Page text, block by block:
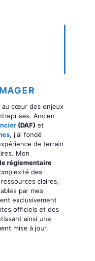
au cœur des enjeux
Ancien
(DAF) et
, j'ai fondé
de terrain
Mon
réglementaire
des
claires,
par mes
exclusivement
officiels et des
ainsi une
mise à jour.